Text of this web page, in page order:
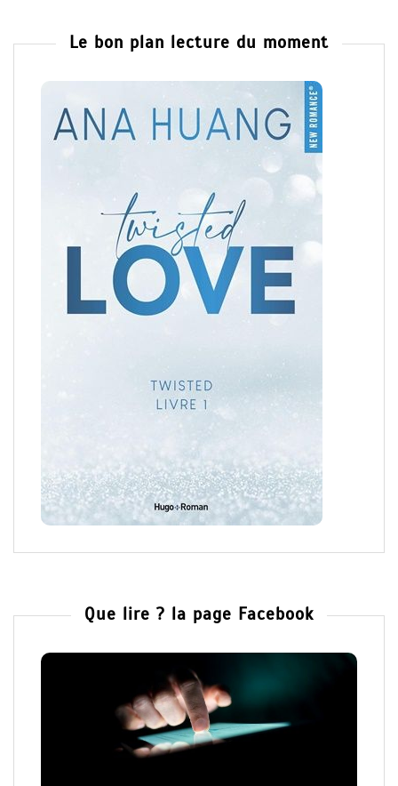
Le bon plan lecture du moment
Que lire ? la page Facebook